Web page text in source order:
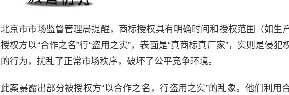
北京市市场监督管理局提醒，商标授权具有明确时间和授权范围（如生
授权方以“合作之名”行“盗用之实”，表面是“真商标真厂家”，实则是侵犯
的行为，扰乱了正常市场秩序，破坏了公平竞争环境。
此案暴露出部分被授权方“以合作之名，行盗用之实”的乱象。他们利用